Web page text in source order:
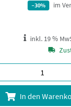
–30% im
inkl. 19 %
In den